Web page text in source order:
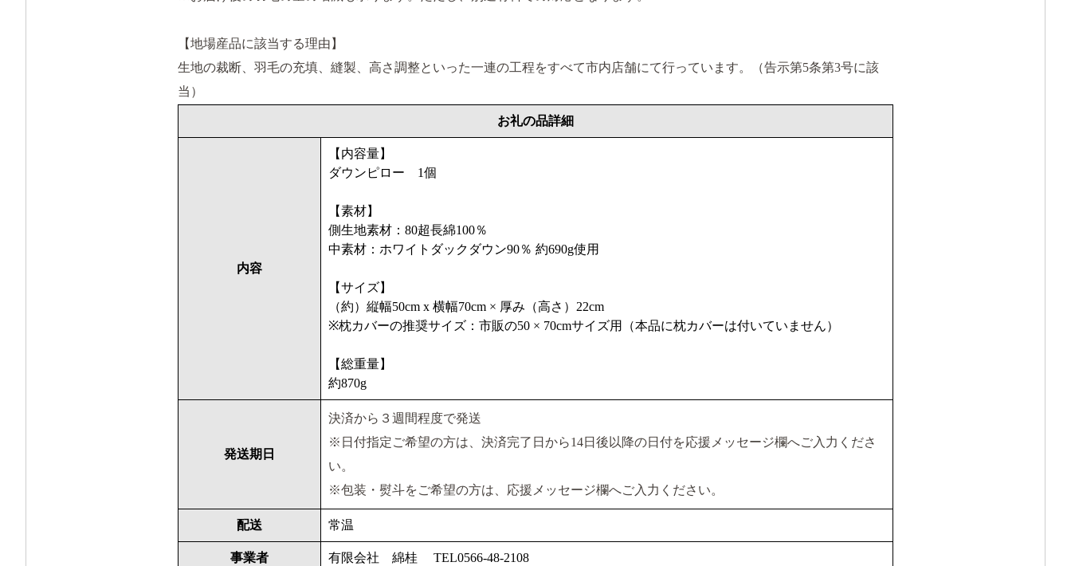
【地場産品に該当する理由】
生地の裁断、羽毛の充填、縫製、高さ調整といった一連の工程をすべて市内店舗にて行っています。（告示第5条第3号に該
当）
お礼の品詳細
内容
【内容量】
ダウンピロー 1個
【素材】
側生地素材：80超長綿100％
中素材：ホワイトダックダウン90％ 約690g使用
【サイズ】
（約）縦幅50cm x 横幅70cm × 厚み（高さ）22cm
※枕カバーの推奨サイズ：市販の50 × 70cmサイズ用（本品に枕カバーは付いていません）
【総重量】
約870g
発送期日
決済から３週間程度で発送
※日付指定ご希望の方は、決済完了日から14日後以降の日付を応援メッセージ欄へご入力くださ
い。
※包装・熨斗をご希望の方は、応援メッセージ欄へご入力ください。
配送 常温
事業者 有限会社 綿桂 TEL0566-48-2108